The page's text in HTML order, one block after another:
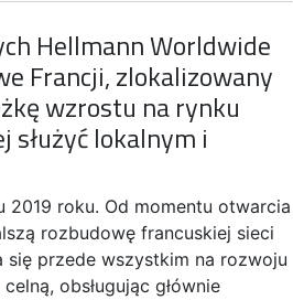
Hellmann Worldwide
Francji, zlokalizowany
wzrostu na rynku
lokalnym i
2019 roku. Od momentu otwarcia
rozbudowę francuskiej sieci
się przede wszystkim na rozwoju
obsługując głównie